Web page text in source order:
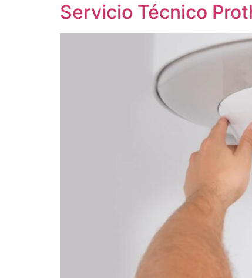
Servicio Técnico